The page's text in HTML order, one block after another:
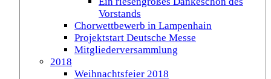
Vorstands
Chorwettbewerb in Lampenhain
Projektstart Deutsche Messe
Mitgliederversammlung
2018
Weihnachtsfeier 2018